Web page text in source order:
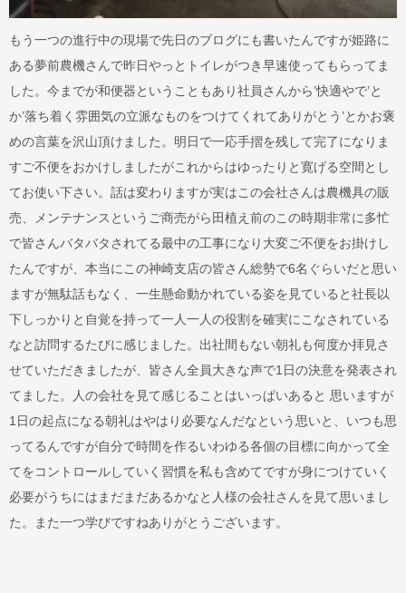
もう一つの進行中の現場で先日のブログにも書いたんですが姫路に
ある夢前農機さんで昨日やっとトイレがつき早速使ってもらってま
した。今までが和便器ということもあり社員さんから’快適やで’と
か’落ち着く雰囲気の立派なものをつけてくれてありがとう’とかお褒
めの言葉を沢山頂けました。明日で一応手摺を残して完了になりま
すご不便をおかけしましたがこれからはゆったりと寛げる空間とし
てお使い下さい。話は変わりますが実はこの会社さんは農機具の販
売、メンテナンスというご商売がら田植え前のこの時期非常に多忙
で皆さんバタバタされてる最中の工事になり大変ご不便をお掛けし
たんですが、本当にこの神崎支店の皆さん総勢で6名ぐらいだと思い
ますが無駄話もなく、一生懸命動かれている姿を見ていると社長以
下しっかりと自覚を持って一人一人の役割を確実にこなされている
なと訪問するたびに感じました。出社間もない朝礼も何度か拝見さ
せていただきましたが、皆さん全員大きな声で1日の決意を発表され
てました。人の会社を見て感じることはいっぱいあると 思いますが
1日の起点になる朝礼はやはり必要なんだなという思いと、いつも思
ってるんですが自分で時間を作るいわゆる各個の目標に向かって全
てをコントロールしていく習慣を私も含めてですが身につけていく
必要がうちにはまだまだあるかなと人様の会社さんを見て思いまし
た。また一つ学びですねありがとうございます。